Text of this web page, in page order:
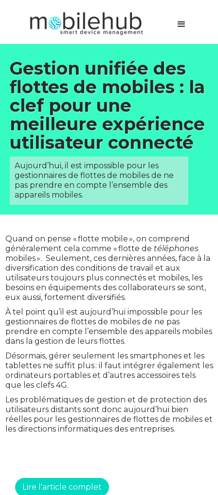
Gestion unifiée des
flottes de mobiles : la
clef pour une
meilleure expérience
utilisateur connecté
Aujourd’hui, il est impossible pour les
gestionnaires de flottes de mobiles de ne
pas prendre en compte l’ensemble des
appareils mobiles.
Quand on pense « flotte mobile », on comprend
généralement cela comme « flotte de téléphones
mobiles ». Seulement, ces dernières années, face à la
diversification des conditions de travail et aux
utilisateurs toujours plus connectés et mobiles, les
besoins en équipements des collaborateurs se sont,
eux aussi, fortement diversifiés.
À tel point qu’il est aujourd’hui impossible pour les
gestionnaires de flottes de mobiles de ne pas
prendre en compte l’ensemble des appareils mobiles
dans la gestion de leurs flottes.
Désormais, gérer seulement les smartphones et les
tablettes ne suffit plus : il faut intégrer également les
ordinateurs portables et d’autres accessoires tels
que les clefs 4G.
Les problématiques de gestion et de protection des
utilisateurs distants sont donc aujourd’hui bien
réelles pour les gestionnaires de flottes de mobiles et
les directions informatiques des entreprises.
Lire l'article complet